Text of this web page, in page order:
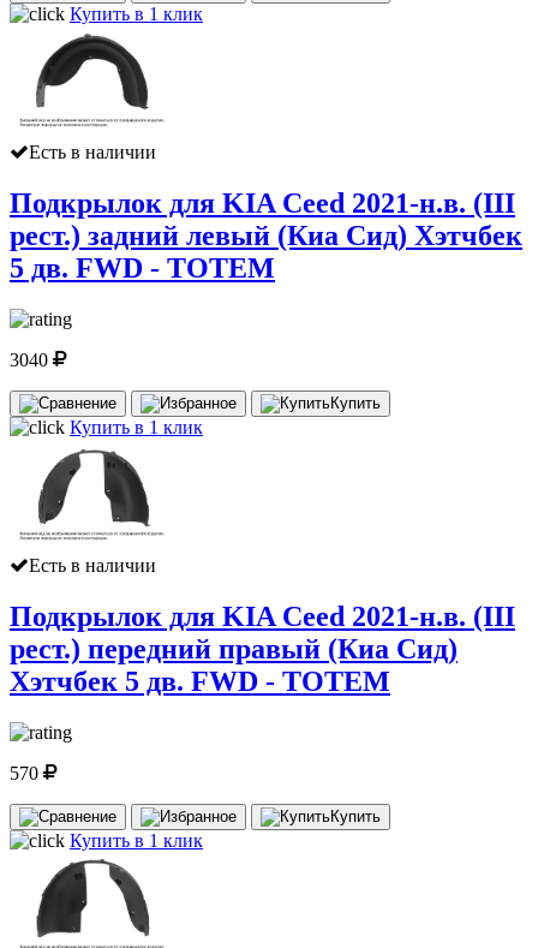
Купить в 1 клик
Есть в наличии
Подкрылок для KIA Ceed 2021-н.в. (III
рест.) задний левый (Киа Сид) Хэтчбек
5 дв. FWD - TOTEM
3040
Купить
Купить в 1 клик
Есть в наличии
Подкрылок для KIA Ceed 2021-н.в. (III
рест.) передний правый (Киа Сид)
Хэтчбек 5 дв. FWD - TOTEM
570
Купить
Купить в 1 клик